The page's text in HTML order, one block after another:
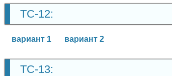
ТС-12:
вариант 1 вариант 2
ТС-13: